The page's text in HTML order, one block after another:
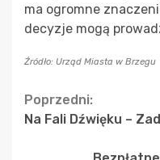
ma ogromne
decyzje mogą
Źródło: Urząd Miasta w Brzegu
Continue
Reading
Poprzedni:
Na Fali Dźwięku –